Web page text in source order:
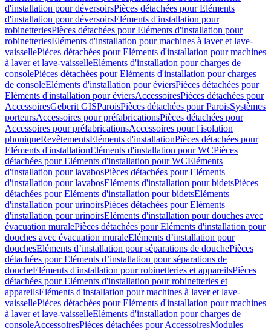
d'installation pour déversoirsPièces détachées pour Eléments
d'installation pour déversoirsEléments d'installation pour
robinetteriesPièces détachées pour Eléments d'installation pour
robinetteriesEléments d'installation pour machines à laver et lave-
vaissellePièces détachées pour Eléments d'installation pour machines
à laver et lave-vaisselleEléments d'installation pour charges de
consolePièces détachées pour Eléments d'installation pour charges
de consoleEléments d'installation pour éviersPièces détachées pour
Eléments d'installation pour éviersAccessoiresPièces détachées pour
AccessoiresGeberit GISParoisPièces détachées pour ParoisSystèmes
porteursAccessoires pour préfabricationsPièces détachées pour
Accessoires pour préfabricationsAccessoires pour l'isolation
phoniqueRevêtementsEléments d'installationPièces détachées pour
Eléments d'installationEléments d'installation pour WCPièces
détachées pour Eléments d'installation pour WCEléments
d'installation pour lavabosPièces détachées pour Eléments
d'installation pour lavabosEléments d'installation pour bidetsPièces
détachées pour Eléments d'installation pour bidetsEléments
d'installation pour urinoirsPièces détachées pour Eléments
d'installation pour urinoirsEléments d'installation pour douches avec
évacuation muralePièces détachées pour Eléments d'installation pour
douches avec évacuation muraleEléments d’installation pour
douchesEléments d’installation pour séparations de douchePièces
détachées pour Eléments d’installation pour séparations de
doucheEléments d'installation pour robinetteries et appareilsPièces
détachées pour Eléments d'installation pour robinetteries et
appareilsEléments d'installation pour machines à laver et lave-
vaissellePièces détachées pour Eléments d'installation pour machines
à laver et lave-vaisselleEléments d'installation pour charges de
consoleAccessoiresPièces détachées pour AccessoiresModules